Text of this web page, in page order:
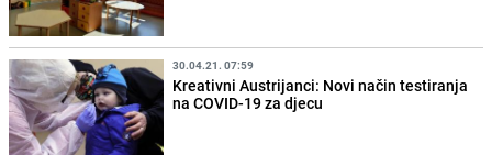
30.04.21. 07:59
Kreativni Austrijanci: Novi način testiranja
na COVID-19 za djecu